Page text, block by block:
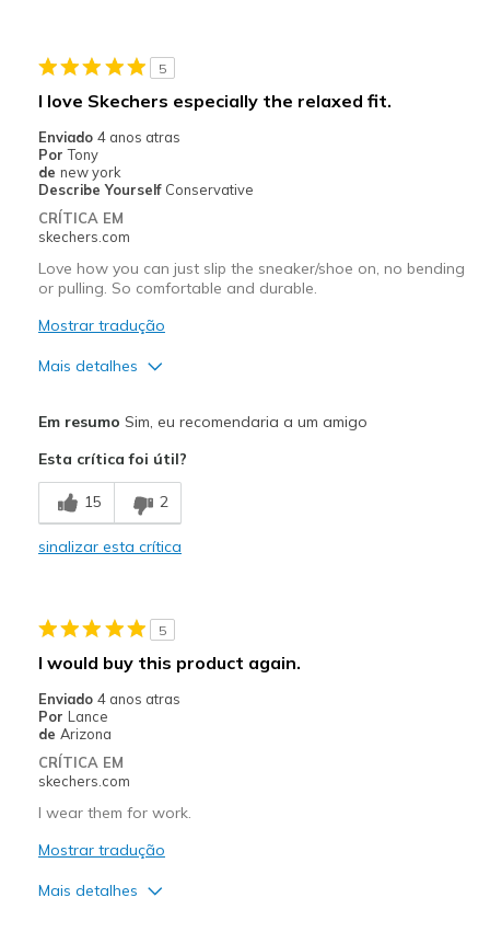
Feels full size too small
View On Shoes
Shoes are for Wearing
5
I love Skechers especially the relaxed fit.
Enviado 4 anos atras
Por Tony
de new york
Describe Yourself Conservative
CRÍTICA EM
skechers.com
Love how you can just slip the sneaker/shoe on, no bending
or pulling. So comfortable and durable.
Mostrar tradução
Mais detalhes
Breathe Well
Comfortable
Melhores utilizações
Going Out
Width
Em resumo Sim, eu recomendaria a um amigo
Esta crítica foi útil?
15 2
sinalizar esta crítica
5
I would buy this product again.
Enviado 4 anos atras
Por Lance
de Arizona
CRÍTICA EM
skechers.com
I wear them for work.
Mostrar tradução
Mais detalhes